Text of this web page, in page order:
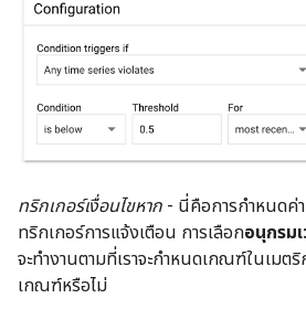
ทริกเกอร์เงื่อนไขหาก - นี่คือการกำหนดค่
ทริกเกอร์การแจ้งเตือน การเลือกอนุกรม
จะทํางานตามที่เราจะกําหนดเกณฑ์ในเมต
เกณฑ์หรือไม่